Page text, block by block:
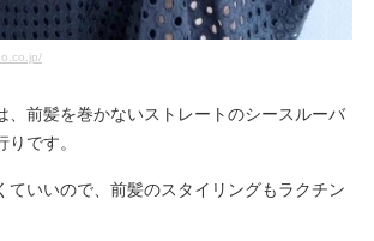
、前髪を巻かないストレートのシースルーバ
です。
ていいので、前髪のスタイリングもラクチン